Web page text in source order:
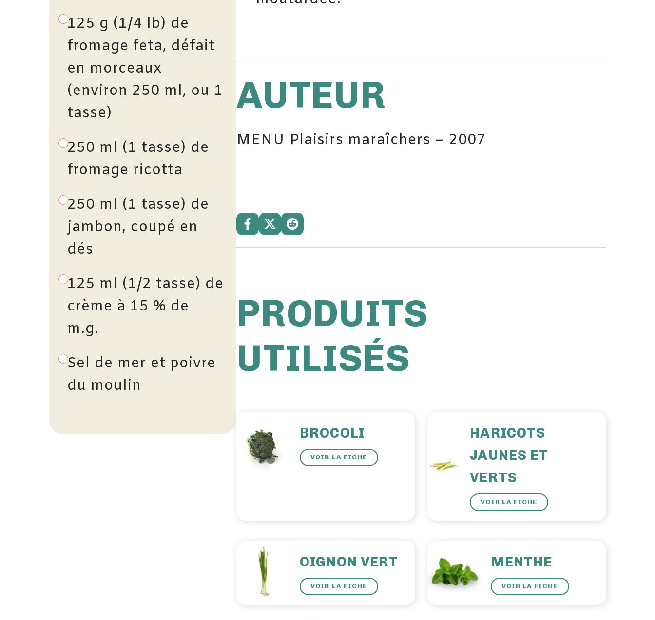
125 g (1/4 lb) de
fromage feta, défait
en morceaux
(environ 250 ml, ou 1
tasse)
250 ml (1 tasse) de
fromage ricotta
250 ml (1 tasse) de
jambon, coupé en
dés
125 ml (1/2 tasse) de
crème à 15 % de
m.g.
Sel de mer et poivre
du moulin
AUTEUR
MENU Plaisirs maraîchers – 2007
PRODUITS
UTILISÉS
BROCOLI
VOIR LA FICHE
HARICOTS
JAUNES ET
VERTS
VOIR LA FICHE
OIGNON VERT
VOIR LA FICHE
MENTHE
VOIR LA FICHE